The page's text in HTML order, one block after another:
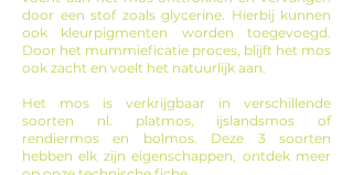
door een stof zoals glycerine. Hierbij kunnen
ook kleurpigmenten worden toegevoegd.
Door het mummieficatie proces, blijft het mos
ook zacht en voelt het natuurlijk aan.
Het mos is verkrijgbaar in verschillende
soorten nl. platmos, ijslandsmos of
rendiermos en bolmos. Deze 3 soorten
hebben elk zijn eigenschappen, ontdek meer